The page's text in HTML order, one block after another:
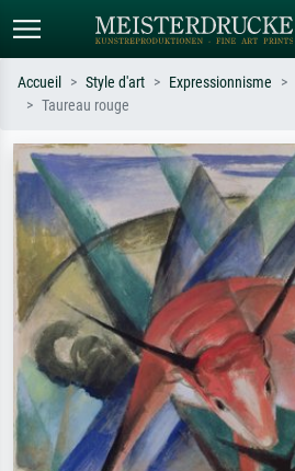
Recherchez par artiste, titre ou style –
ex. Monet, Nuit étoilée,
impressionnisme, vague de Hokusai,
nu.
Accueil Style d'art Expressionnisme
Taureau rouge